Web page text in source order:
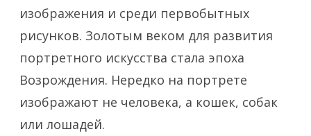
изображения и среди первобытных
рисунков. Золотым веком для развития
портретного искусства стала эпоха
Возрождения. Нередко на портрете
изображают не человека, а кошек, собак
или лошадей.